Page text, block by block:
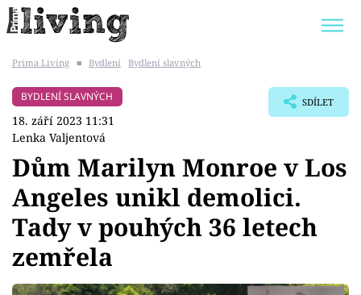
BYDLENÍ SLAVNÝCH
Témata
Bydlení
Zahrada
Prima Living ■ Bydlení Bydlení slavných
BYDLENÍ SLAVNÝCH
18. září 2023 11:31
Lenka Valjentová
SDÍLET
Dům Marilyn Monroe v Los
Angeles unikl demolici.
Tady v pouhých 36 letech
zemřela